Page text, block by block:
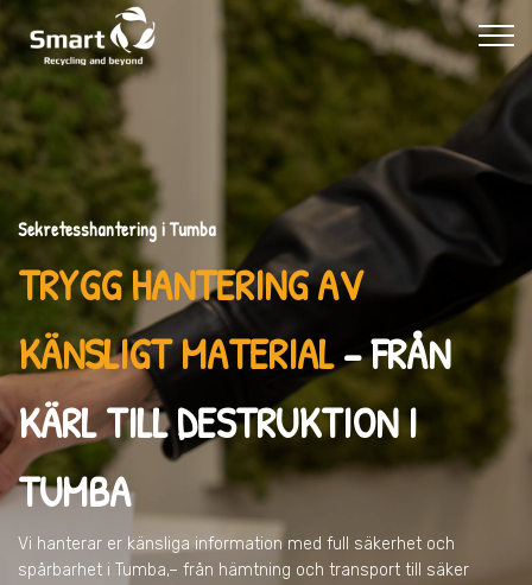
Sekretesshantering i Tumba
TRYGG HANTERING AV
KÄNSLIGT MATERIAL– FRÅN
KÄRL TILL DESTRUKTION I
TUMBA
Vi hanterar er känsliga information med full säkerhet och
spårbarhet i Tumba,– från hämtning och transport till säker